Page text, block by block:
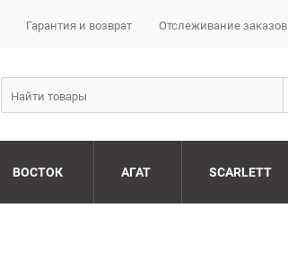
Гарантия и возврат Отслеживание заказов
ВОСТОК АГАТ SCARLETT